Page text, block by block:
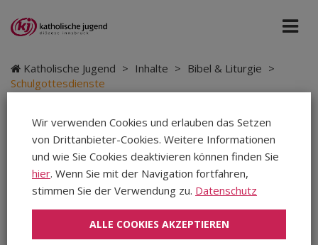
Katholische Jugend > Inhalte > Bibel & Liturgie >
Schulgottesdienste
Schulgottesdienste
Unser Fachbereich Liturgie unterstützt Sie gerne beim
Planen und bei der Durchführung der Feier von
Schulgottesdiensten.
In unserem Büro bekommen sie zahlreicheBehelfezum
Wir verwenden Cookies und erlauben das Setzen
von Drittanbieter-Cookies. Weitere Informationen
und wie Sie Cookies deaktivieren können finden Sie
hier. Wenn Sie mit der Navigation fortfahren,
stimmen Sie der Verwendung zu. Datenschutz
ALLE COOKIES AKZEPTIEREN